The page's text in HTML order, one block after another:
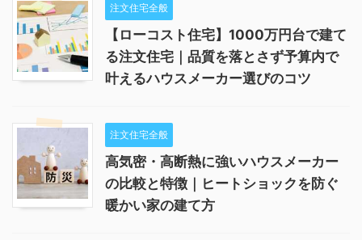
注文住宅全般
【ローコスト住宅】1000万円台で建て
る注文住宅｜品質を落とさず予算内で
叶えるハウスメーカー選びのコツ
注文住宅全般
高気密・高断熱に強いハウスメーカー
の比較と特徴｜ヒートショックを防ぐ
暖かい家の建て方